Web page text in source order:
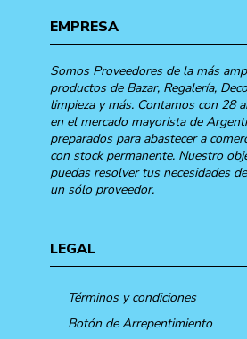
EMPRESA
Somos Proveedores de la más
productos de Bazar, Regalería,
limpieza y más. Contamos con 28
en el mercado mayorista de
preparados para abastecer a
con stock permanente. Nuestro
puedas resolver tus necesidades
un sólo proveedor.
LEGAL
Términos y condiciones
Botón de Arrepentimiento